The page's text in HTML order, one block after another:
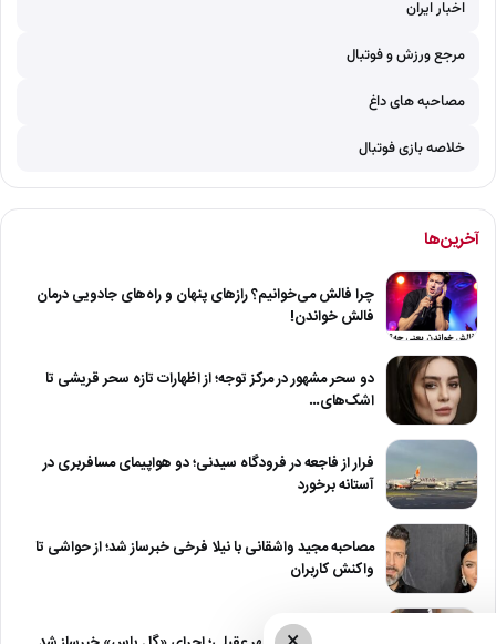
اخبار ایران
مرجع ورزش و فوتبال
مصاحبه های داغ
خلاصه بازی فوتبال
آخرین‌ها
چرا فالش می‌خوانیم؟ رازهای پنهان و راه‌های جادویی درمان
فالش خواندن!
دو سحر مشهور در مرکز توجه؛ از اظهارات تازه سحر قریشی تا
اشک‌های…
فرار از فاجعه در فرودگاه سیدنی؛ دو هواپیمای مسافربری در
آستانه برخورد
مصاحبه مجید واشقانی با نیلا فرخی خبرساز شد؛ از حواشی تا
واکنش کاربران